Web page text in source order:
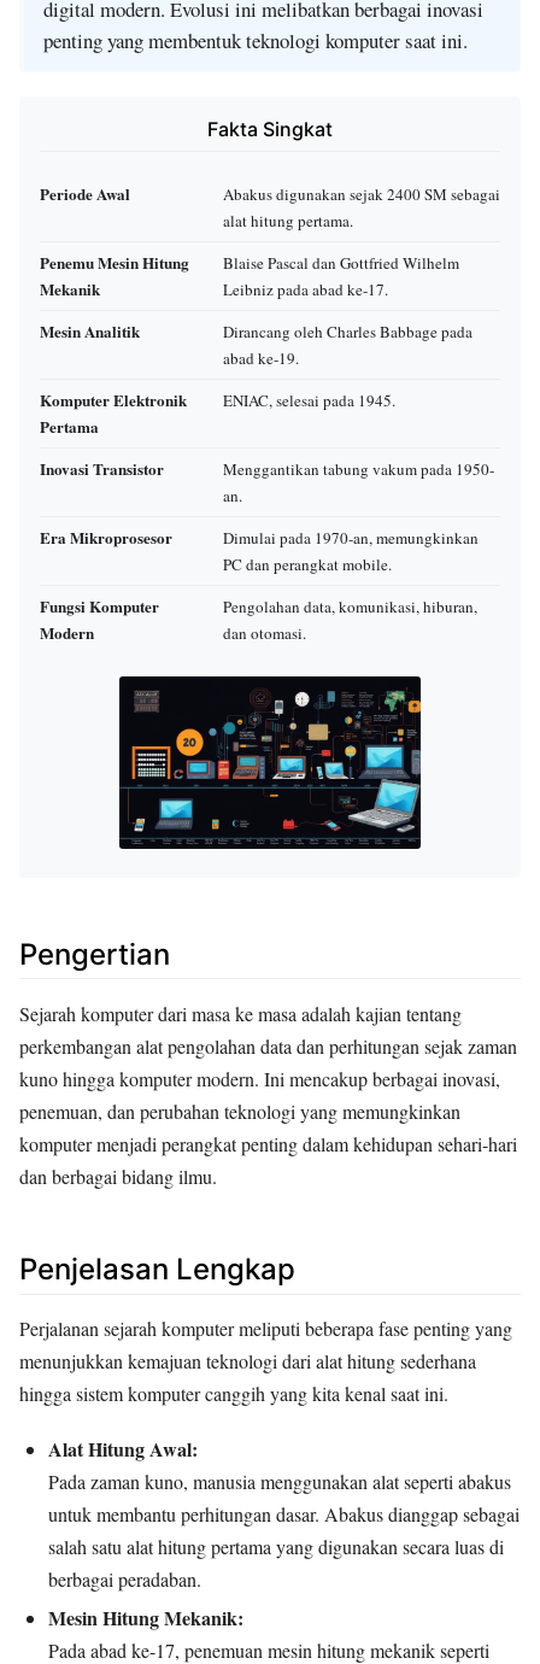
digital modern. Evolusi ini melibatkan berbagai inovasi
penting yang membentuk teknologi komputer saat ini.
Fakta Singkat
Periode Awal
Abakus digunakan sejak 2400 SM sebagai
alat hitung pertama.
Penemu Mesin Hitung
Mekanik
Blaise Pascal dan Gottfried Wilhelm
Leibniz pada abad ke-17.
Mesin Analitik
Dirancang oleh Charles Babbage pada
abad ke-19.
Komputer Elektronik
Pertama
ENIAC, selesai pada 1945.
Inovasi Transistor
Menggantikan tabung vakum pada 1950-
an.
Era Mikroprosesor
Dimulai pada 1970-an, memungkinkan
PC dan perangkat mobile.
Fungsi Komputer
Modern
Pengolahan data, komunikasi, hiburan,
dan otomasi.
Pengertian
Sejarah komputer dari masa ke masa adalah kajian tentang
perkembangan alat pengolahan data dan perhitungan sejak zaman
kuno hingga komputer modern. Ini mencakup berbagai inovasi,
penemuan, dan perubahan teknologi yang memungkinkan
komputer menjadi perangkat penting dalam kehidupan sehari-hari
dan berbagai bidang ilmu.
Penjelasan Lengkap
Perjalanan sejarah komputer meliputi beberapa fase penting yang
menunjukkan kemajuan teknologi dari alat hitung sederhana
hingga sistem komputer canggih yang kita kenal saat ini.
Alat Hitung Awal:
Pada zaman kuno, manusia menggunakan alat seperti abakus
untuk membantu perhitungan dasar. Abakus dianggap sebagai
salah satu alat hitung pertama yang digunakan secara luas di
berbagai peradaban.
Mesin Hitung Mekanik:
Pada abad ke-17, penemuan mesin hitung mekanik seperti